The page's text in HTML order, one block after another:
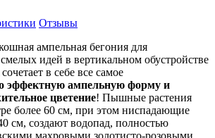
Отзывы
ампельная бегония для
идей в вертикальном обустройстве
в себе все самое
эффектную ампельную форму и
цветение! Пышные растения
более 60 см, при этом ниспадающие
см, создают водопад, полностью
махровыми золотисто-розовыми